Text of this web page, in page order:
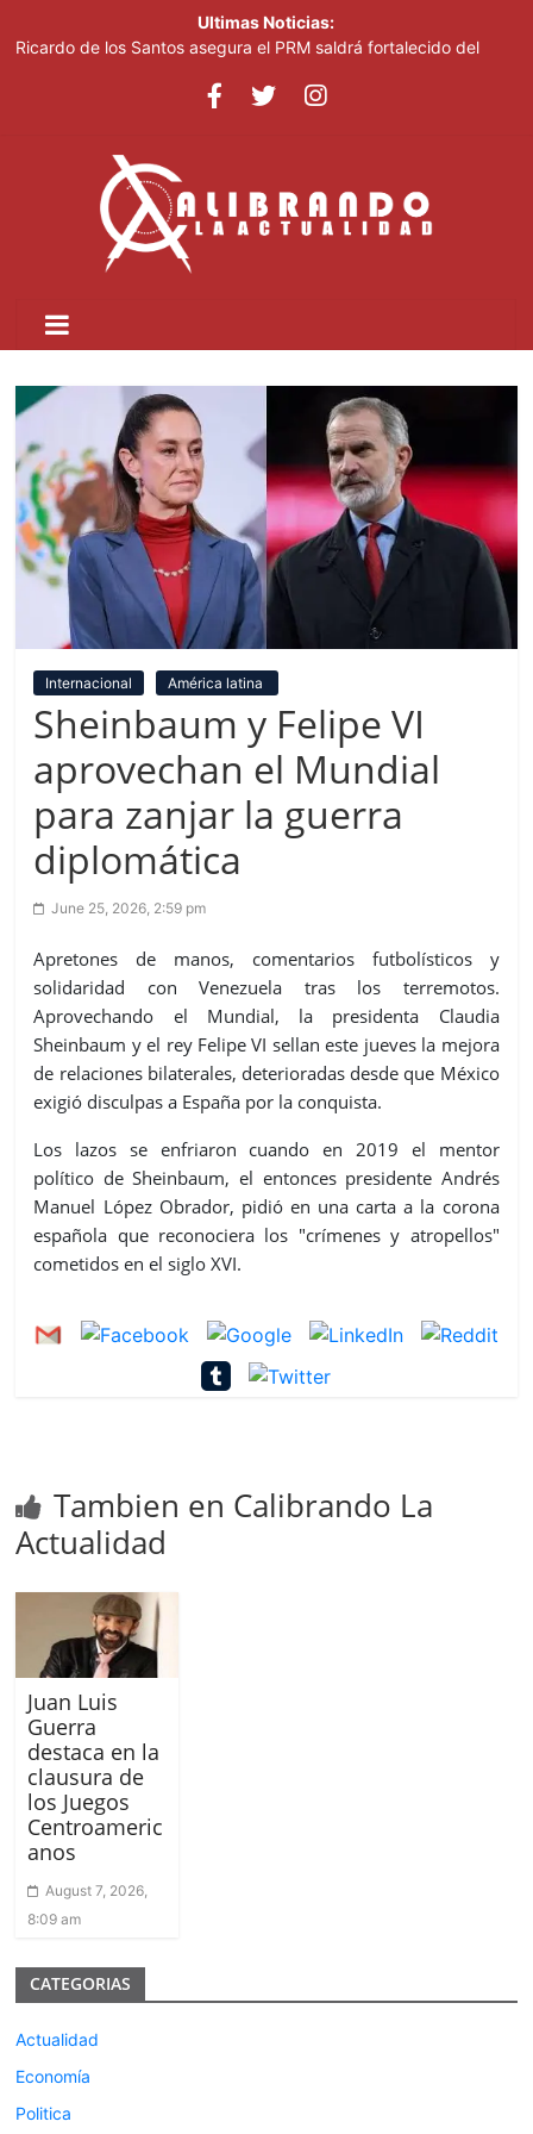
Ultimas Noticias:
Ricardo de los Santos asegura el PRM saldrá fortalecido del
70,000 personas serán beneficiadas con saneamiento de las
Centroamericanos
Thalia Terrero se reencuentra con el oro, ocho años después
Pronostican cielo soleado y temperaturas de hasta 35 °C este
Internacional América latina
Sheinbaum y Felipe VI
aprovechan el Mundial
para zanjar la guerra
diplomática
June 25, 2026, 2:59 pm
Apretones de manos, comentarios futbolísticos y
solidaridad con Venezuela tras los terremotos.
Aprovechando el Mundial, la presidenta Claudia
Sheinbaum y el rey Felipe VI sellan este jueves la mejora
de relaciones bilaterales, deterioradas desde que México
exigió disculpas a España por la conquista.
Los lazos se enfriaron cuando en 2019 el mentor
político de Sheinbaum, el entonces presidente Andrés
Manuel López Obrador, pidió en una carta a la corona
española que reconociera los "crímenes y atropellos"
cometidos en el siglo XVI.
Tambien en Calibrando La
Actualidad
Juan Luis
Guerra
destaca en la
clausura de
los Juegos
Centroameric
anos
August 7, 2026,
8:09 am
CATEGORIAS
Actualidad
Economía
Politica